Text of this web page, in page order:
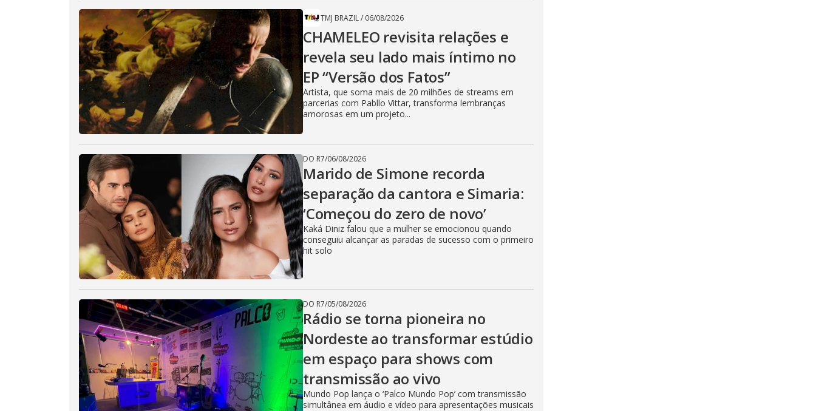
TMJ BRAZIL/ 06/08/2026
CHAMELEO revisita relações e
revela seu lado mais íntimo no
EP “Versão dos Fatos”
Artista, que soma mais de 20 milhões de streams em
parcerias com Pabllo Vittar, transforma lembranças
amorosas em um projeto...
DO R7/06/08/2026
Marido de Simone recorda
separação da cantora e Simaria:
‘Começou do zero de novo’
Kaká Diniz falou que a mulher se emocionou quando
conseguiu alcançar as paradas de sucesso com o primeiro
hit solo
DO R7/05/08/2026
Rádio se torna pioneira no
Nordeste ao transformar estúdio
em espaço para shows com
transmissão ao vivo
Mundo Pop lança o ‘Palco Mundo Pop’ com transmissão
simultânea em áudio e vídeo para apresentações musicais